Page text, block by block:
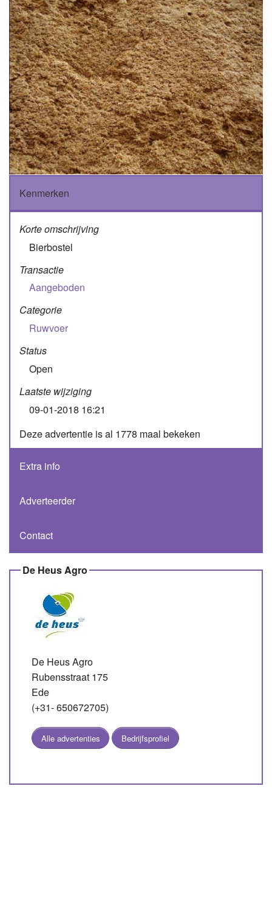
Kenmerken
Korte omschrijving
Bierbostel
Transactie
Aangeboden
Categorie
Ruwvoer
Status
Open
Laatste wijziging
09-01-2018 16:21
Deze advertentie is al 1778 maal bekeken
Extra info
Adverteerder
Contact
De Heus Agro
De Heus Agro
Rubensstraat 175
Ede
(+31- 650672705)
Alle advertenties Bedrijfsprofiel